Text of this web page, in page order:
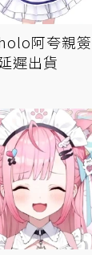
阿夸親簽
遲出貨